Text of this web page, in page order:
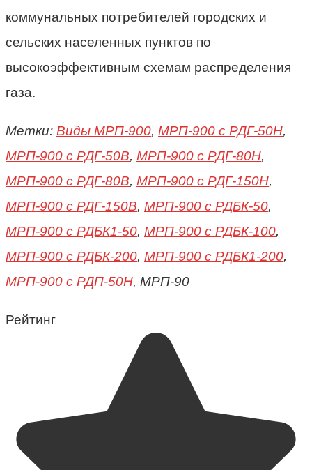
коммунальных потребителей городских и
сельских населенных пунктов по
высокоэффективным схемам распределения
газа.
Метки: Виды МРП-900, МРП-900 с РДГ-50Н,
МРП-900 с РДГ-50В, МРП-900 с РДГ-80Н,
МРП-900 с РДГ-80В, МРП-900 с РДГ-150Н,
МРП-900 с РДГ-150В, МРП-900 с РДБК-50,
МРП-900 с РДБК1-50, МРП-900 с РДБК-100,
МРП-900 с РДБК-200, МРП-900 с РДБК1-200,
МРП-900 с РДП-50Н, МРП-90
Рейтинг